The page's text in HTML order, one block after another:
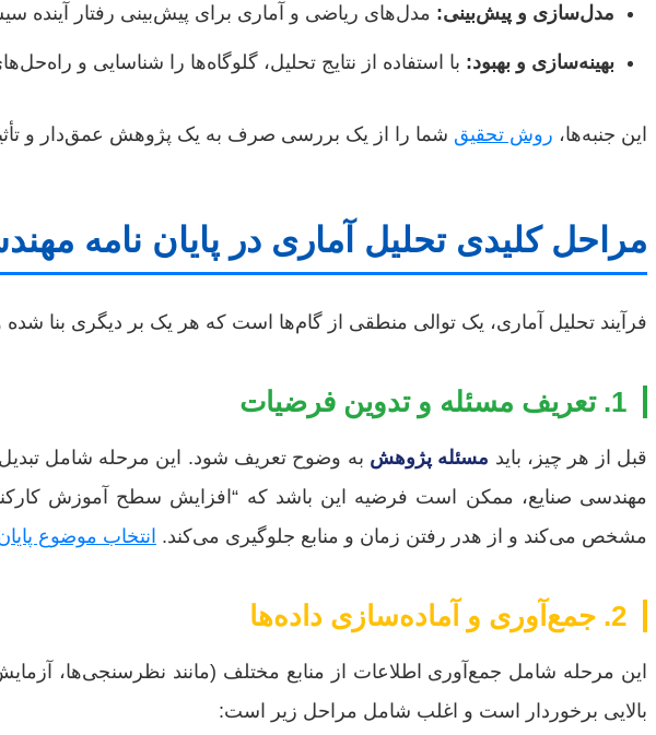
مدل‌سازی و پیش‌بینی: مدل‌های ریاضی و آماری برای پیش‌بینی رفتار آینده
بهینه‌سازی و بهبود: با استفاده از نتایج تحلیل، گلوگاه‌ها را شناسایی و
این جنبه‌ها، روش تحقیق شما را از یک بررسی صرف به یک پژوهش عمق‌دار و
مراحل کلیدی تحلیل آماری در پایان نامه
فرآیند تحلیل آماری، یک توالی منطقی از گام‌ها است که هر یک بر دیگری بنا
1. تعریف مسئله و تدوین فرضیات
قبل از هر چیز، باید مسئله پژوهش
مهندسی صنایع، ممکن است فرضیه این باشد که “افزایش سطح آموزش
مشخص می‌کند و از هدر رفتن زمان و منابع جلوگیری می‌کند. انتخاب موضوع
2. جمع‌آوری و آماده‌سازی داده‌ها
این مرحله شامل جمع‌آوری اطلاعات از منابع مختلف (مانند نظرسنجی‌ها،
بالایی برخوردار است و اغلب شامل مراحل زیر است: